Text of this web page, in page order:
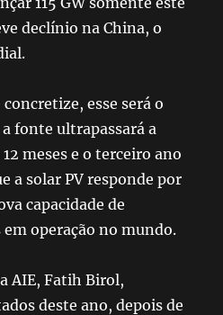
declínio na China, o
concretize, esse será o
fonte ultrapassará a
meses e o terceiro ano
a solar PV responde por
capacidade de
operação no mundo.
AIE, Fatih Birol,
deste ano, depois de